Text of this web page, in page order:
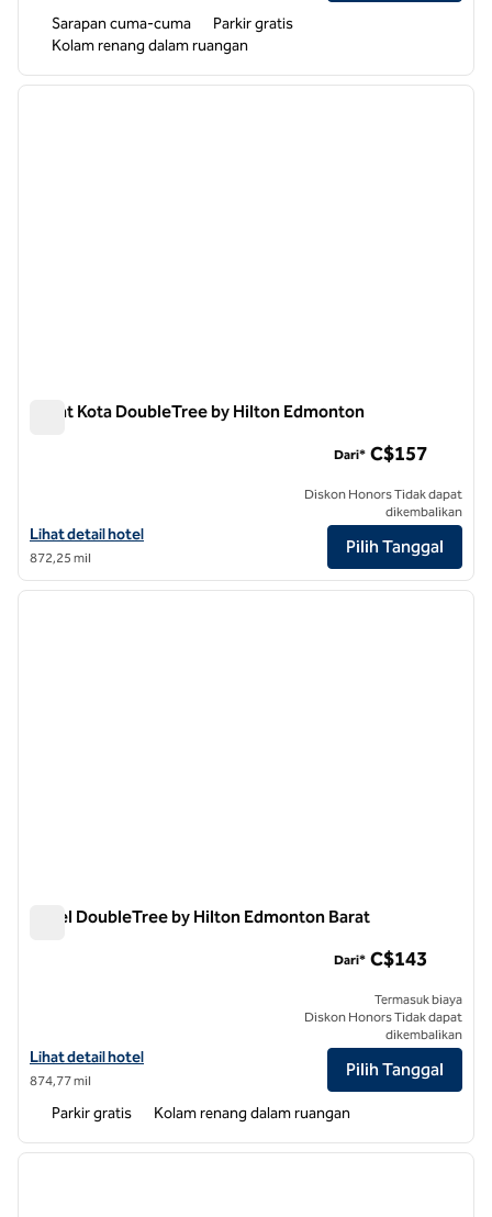
Sarapan cuma-cuma
Parkir gratis
Kolam renang dalam ruangan
1 dari 12
Pusat Kota DoubleTree by Hilton Edmonton
Lihat detail hotel untuk DoubleTree by Hilton Edmonton Downtown
Lihat detail hotel
872,25 mil
Dari* C$157
Diskon Honors Tidak dapat
dikembalikan
Pilih Tanggal
1/12
1 dari 12
Hotel DoubleTree by Hilton Edmonton Barat
Lihat detail hotel untuk Hotel DoubleTree by Hilton West Edmonton
Lihat detail hotel
874,77 mil
Dari* C$143
Termasuk biaya
Diskon Honors Tidak dapat
dikembalikan
Pilih Tanggal
Parkir gratis Kolam renang dalam ruangan
1 dari 12